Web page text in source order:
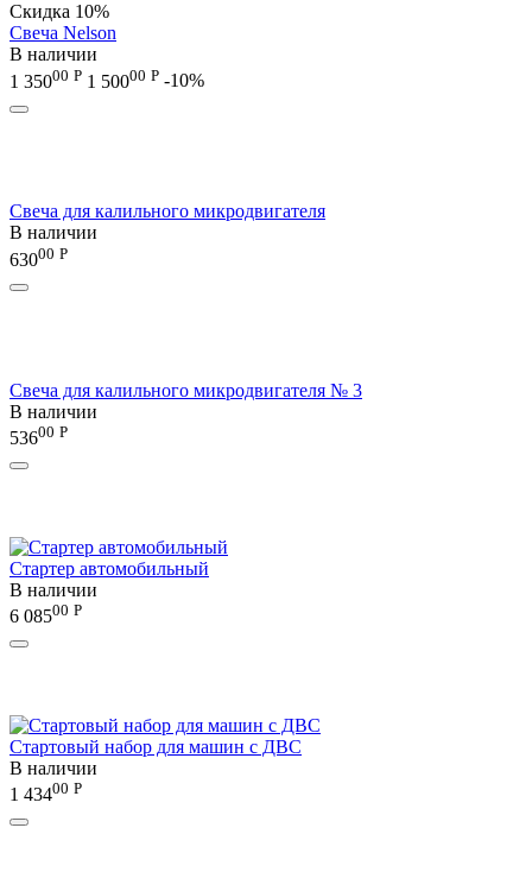
Скидка 10%
Свеча Nelson
В наличии
1 35000 Р 1 50000 Р -10%
Свеча для калильного микродвигателя
В наличии
63000 Р
Свеча для калильного микродвигателя № 3
В наличии
53600 Р
Стартер автомобильный
В наличии
6 08500 Р
Стартовый набор для машин с ДВС
В наличии
1 43400 Р